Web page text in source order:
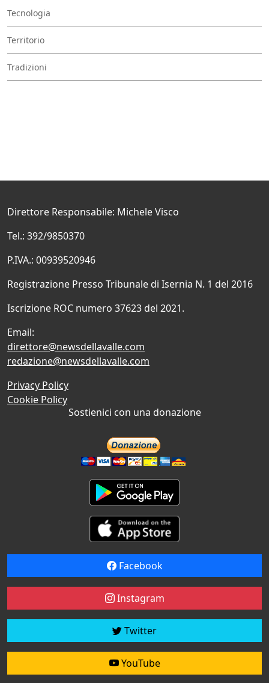
Tecnologia
Territorio
Tradizioni
Direttore Responsabile: Michele Visco
Tel.: 392/9850370
P.IVA.: 00939520946
Registrazione Presso Tribunale di Isernia N. 1 del 2016
Iscrizione ROC numero 37623 del 2021.
Email:
direttore@newsdellavalle.com
redazione@newsdellavalle.com
Privacy Policy
Cookie Policy
Sostienici con una donazione
Facebook
Instagram
Twitter
YouTube